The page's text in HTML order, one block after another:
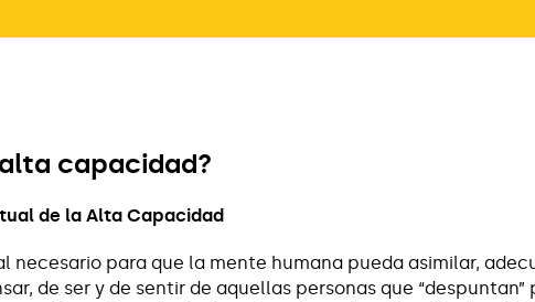
capacidad?
de la Alta Capacidad
necesario para que la mente humana pueda asimilar,
de ser y de sentir de aquellas personas que